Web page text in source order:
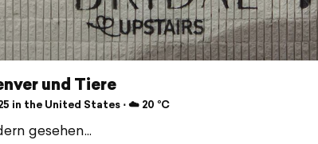
und Tiere
in the United States ⋅ ☁️ 20 °C
gesehen...